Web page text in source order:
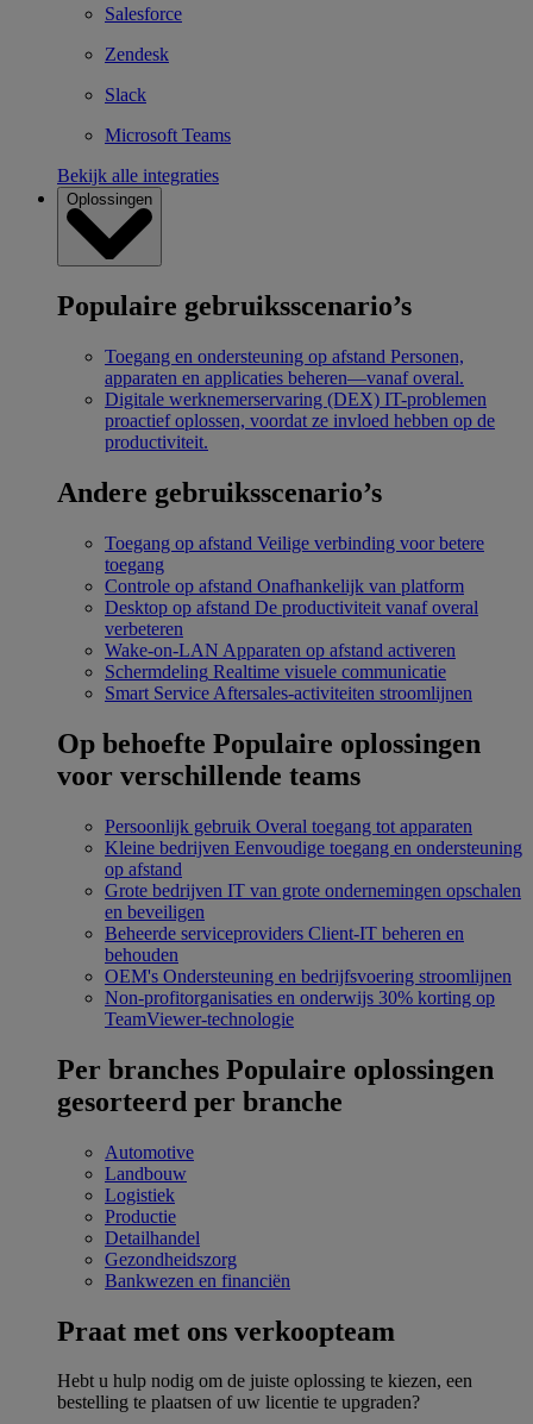
Salesforce
Zendesk
Slack
Microsoft Teams
Bekijk alle integraties
Oplossingen
Populaire gebruiksscenario’s
Toegang en ondersteuning op afstand Personen,
apparaten en applicaties beheren—vanaf overal.
Digitale werknemerservaring (DEX) IT-problemen
proactief oplossen, voordat ze invloed hebben op de
productiviteit.
Andere gebruiksscenario’s
Toegang op afstand Veilige verbinding voor betere
toegang
Controle op afstand Onafhankelijk van platform
Desktop op afstand De productiviteit vanaf overal
verbeteren
Wake-on-LAN Apparaten op afstand activeren
Schermdeling Realtime visuele communicatie
Smart Service Aftersales-activiteiten stroomlijnen
Op behoefte Populaire oplossingen
voor verschillende teams
Persoonlijk gebruik Overal toegang tot apparaten
Kleine bedrijven Eenvoudige toegang en ondersteuning
op afstand
Grote bedrijven IT van grote ondernemingen opschalen
en beveiligen
Beheerde serviceproviders Client-IT beheren en
behouden
OEM's Ondersteuning en bedrijfsvoering stroomlijnen
Non-profitorganisaties en onderwijs 30% korting op
TeamViewer-technologie
Per branches Populaire oplossingen
gesorteerd per branche
Automotive
Landbouw
Logistiek
Productie
Detailhandel
Gezondheidszorg
Bankwezen en financiën
Praat met ons verkoopteam
Hebt u hulp nodig om de juiste oplossing te kiezen, een
bestelling te plaatsen of uw licentie te upgraden?